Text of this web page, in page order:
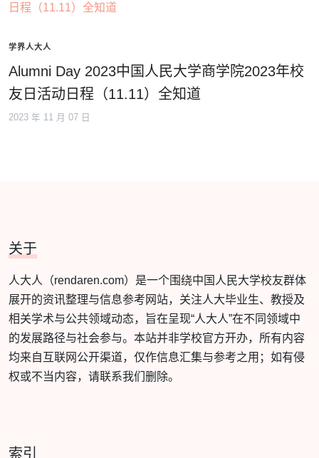
学界人大人
Alumni Day 2023中国人民大学商学院2023年校
友日活动日程（11.11）全知道
2023 年 11 月 07 日
关于
人大人（rendaren.com）是一个围绕中国人民大学校友群体
展开的资讯整理与信息参考网站，关注人大毕业生、教授及
相关学术与公共领域动态，旨在呈现“人大人”在不同领域中
的发展路径与社会参与。本站并非学校官方开办，所有内容
均来自互联网公开渠道，仅作信息汇集与参考之用；如有侵
权或不当内容，请联系我们删除。
索引